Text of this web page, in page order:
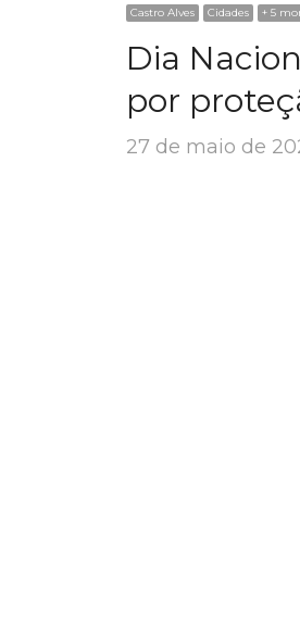
Castro Alves Cidades + 5
Dia
por
27 de maio de